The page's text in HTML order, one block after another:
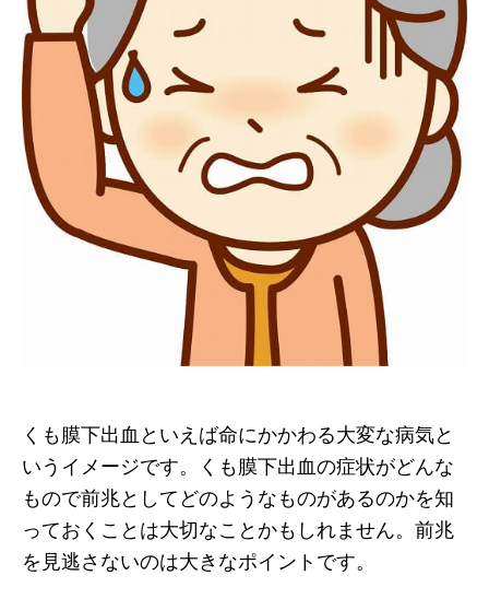
くも膜下出血といえば命にかかわる大変な病気と
いうイメージです。くも膜下出血の症状がどんな
もので前兆としてどのようなものがあるのかを知
っておくことは大切なことかもしれません。前兆
を見逃さないのは大きなポイントです。